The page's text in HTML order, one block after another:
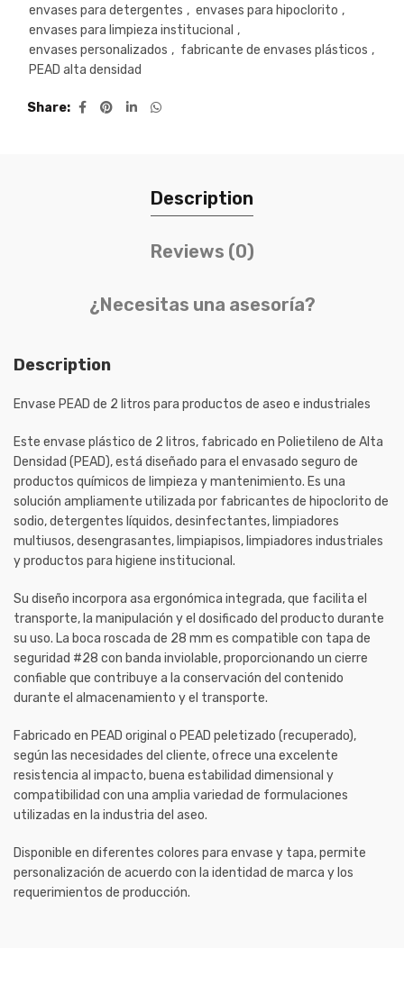
envases para detergentes , envases para hipoclorito ,
envases para limpieza institucional ,
envases personalizados , fabricante de envases plásticos ,
PEAD alta densidad
Share
Description
Reviews (0)
¿Necesitas una asesoría?
Description
Envase PEAD de 2 litros para productos de aseo e industriales
Este envase plástico de 2 litros, fabricado en Polietileno de Alta
Densidad (PEAD), está diseñado para el envasado seguro de
productos químicos de limpieza y mantenimiento. Es una
solución ampliamente utilizada por fabricantes de hipoclorito de
sodio, detergentes líquidos, desinfectantes, limpiadores
multiusos, desengrasantes, limpiapisos, limpiadores industriales
y productos para higiene institucional.
Su diseño incorpora asa ergonómica integrada, que facilita el
transporte, la manipulación y el dosificado del producto durante
su uso. La boca roscada de 28 mm es compatible con tapa de
seguridad #28 con banda inviolable, proporcionando un cierre
confiable que contribuye a la conservación del contenido
durante el almacenamiento y el transporte.
Fabricado en PEAD original o PEAD peletizado (recuperado),
según las necesidades del cliente, ofrece una excelente
resistencia al impacto, buena estabilidad dimensional y
compatibilidad con una amplia variedad de formulaciones
utilizadas en la industria del aseo.
Disponible en diferentes colores para envase y tapa, permite
personalización de acuerdo con la identidad de marca y los
requerimientos de producción.